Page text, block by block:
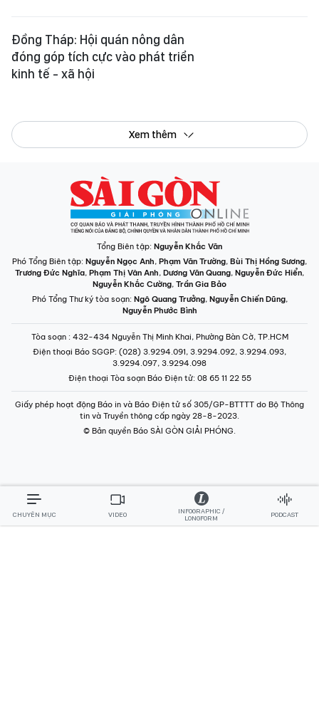
Xem thêm
Phó Tổng Biên tập:Nguyễn Ngọc Anh,Phạm Văn Trường
Trương Đức Nghĩa
,Phạm Thị Vân Anh,Dương Văn Quang
Nguyễn Khắc Cường,Trần Gia Bảo
Phó Tổng Thư ký tòa soạn:Ngô Quang Trưởng,Nguyễn Chiến Dũng
Nguyễn Phước Bình
Tòa soạn: 432-434 Nguyễn Thị Minh Khai, Phường Bàn Cờ, TP.HCM
Điện thoại Báo SGGP: (028) 3.9294.091, 3.9294.092, 3.9294.093,
3.9294.097, 3.9294.098
Điện thoại Tòa soạn Báo Điện tử: 08 65 11 22 55
Giấy phép hoạt động Báo in và Báo Điện tử số 305/GP-BTTTT do Bộ Thông
tin và Truyền thông cấp ngày 28-8-2023.
© Bản quyền Báo SÀI GÒN GIẢI PHÓNG.
VIDEO
INFOGRAPHIC /